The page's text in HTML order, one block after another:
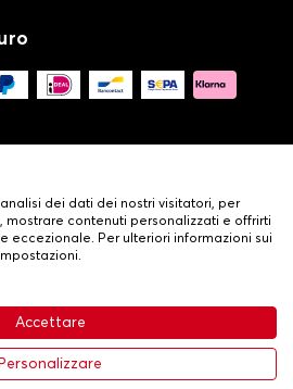
Aggiungi al carrello
•
cookie•Livraison
dei dati dei nostri visitatori, per
mostrare contenuti personalizzati e offrirti
eccezionale. Per ulteriori informazioni sui
Accettare
Personalizzare